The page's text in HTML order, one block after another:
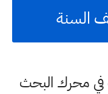
السنة
في محرك البحث